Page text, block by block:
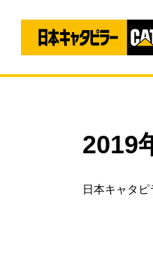
2019
日本キャタ